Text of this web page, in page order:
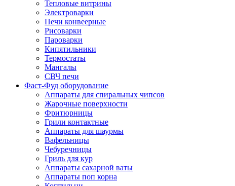
Тепловые витрины
Электроварки
Печи конвеерные
Рисоварки
Пароварки
Кипятильники
Термостаты
Мангалы
СВЧ печи
Фаст-Фуд оборудование
Аппараты для спиральных чипсов
Жарочные поверхности
Фритюрницы
Грили контактные
Аппараты для шаурмы
Вафельницы
Чебуречницы
Гриль для кур
Аппараты сахарной ваты
Аппараты поп корна